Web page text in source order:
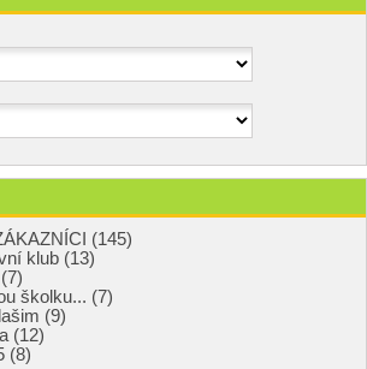
(145)
klub (13)
školku... (7)
(9)
(12)
(8)